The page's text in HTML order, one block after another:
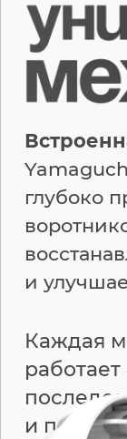
глубоко
и
Каждая
и под